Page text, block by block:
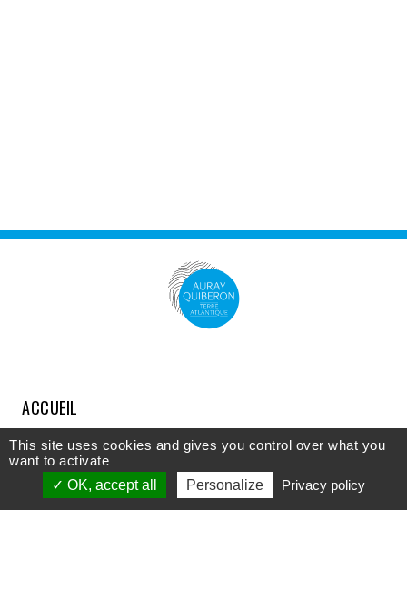
ACCUEIL
COMPRENDRE
DÉCOUVRIR
This site uses cookies and gives you control over what you
want to activate
OK, accept all
Personalize Privacy policy